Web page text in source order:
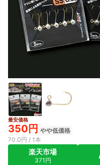
最安価格
350円 やや低価格
70.0円 / 1本
楽天市場
371円